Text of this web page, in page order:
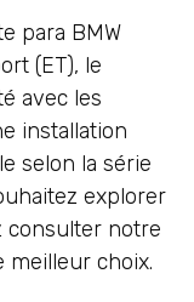
para BMW
(ET), le
avec les
installation
selon la série
explorer
consulter notre
meilleur choix.